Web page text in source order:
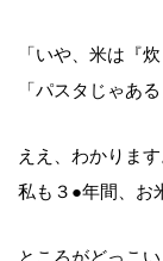
「いや、米は『
「パスタじゃある
ええ、わかりま
私も３●年間、お
ところがどっこい